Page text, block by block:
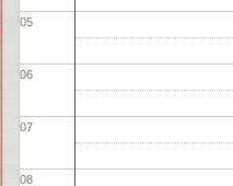
05
06
07
08